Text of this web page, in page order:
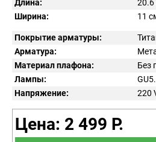
Длина:
20.6
Ширина:
11
Покрытие арматуры:
Арматура:
Материал плафона:
Без
Лампы:
Напряжение:
220
Цена: 2 499 Р.